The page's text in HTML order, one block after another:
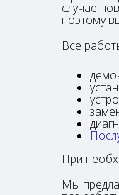
случае
поэтому
Все
При
Мы